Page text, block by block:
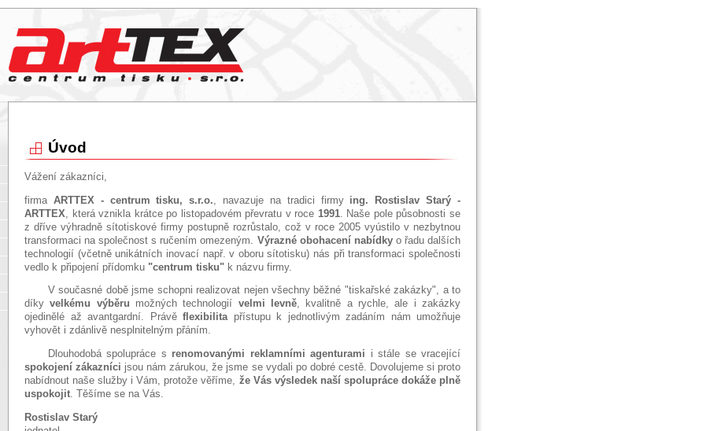
Úvod
Vážení zákazníci,
firma ARTTEX - centrum tisku, s.r.o. , navazuje na tradici firmy ing. Rostislav Starý -
ARTTEX , která vznikla krátce po listopadovém převratu v roce 1991. Naše pole působnosti se
z dříve výhradně sítotiskové firmy postupně rozrůstalo, což v roce 2005 vyústilo v nezbytnou
transformaci na společnost s ručením omezeným. Výrazné obohacení nabídkyo řadu dalších
technologií (včetně unikátních inovací např. v oboru sítotisku) nás při transformaci společnosti
vedlo k připojení přídomku "centrum tisku" k názvu firmy.
V současné době jsme schopni realizovat nejen všechny běžné "tiskařské zakázky", a to
díkyvelkému výběru možných technologií velmi levně, kvalitně a rychle, ale i zakázky
ojedinělé až avantgardní. Právě flexibilitapřístupu k jednotlivým zadáním nám umožňuje
vyhovět i zdánlivě nesplnitelným přáním.
Dlouhodobá spolupráce s renomovanými reklamními agenturami i stále se vracející
spokojení zákazníci jsou nám zárukou, že jsme se vydali po dobré cestě. Dovolujeme si proto
nabídnout naše služby i Vám, protože věříme, že Vás výsledek naší spolupráce dokáže plně
uspokojit. Těšíme se na Vás.
Rostislav Starý